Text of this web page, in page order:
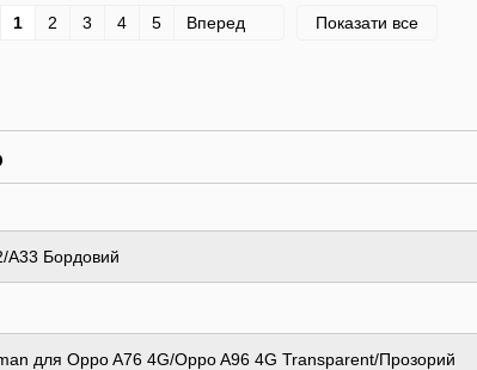
A33 Бордовий
для Oppo A76 4G/Oppo A96 4G Transparent/Прозорий
1 2 3 4 5 Вперед Показати все